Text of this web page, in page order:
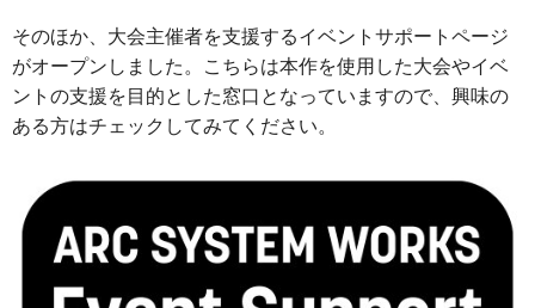
そのほか、大会主催者を支援するイベントサポートページ
がオープンしました。こちらは本作を使用した大会やイベ
ントの支援を目的とした窓口となっていますので、興味の
ある方はチェックしてみてください。